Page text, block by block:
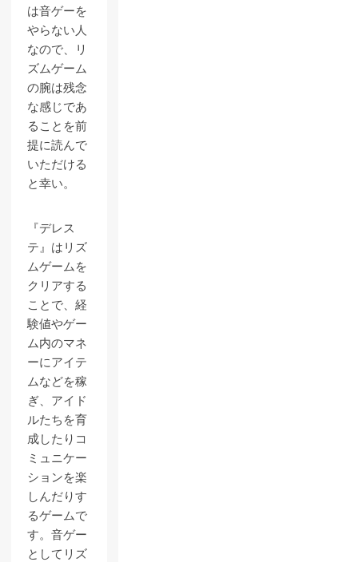
は音ゲーを
やらない人
なので、リ
ズムゲーム
の腕は残念
な感じであ
ることを前
提に読んで
いただける
と幸い。
『デレス
テ』はリズ
ムゲームを
クリアする
ことで、経
験値やゲー
ム内のマネ
ーにアイテ
ムなどを稼
ぎ、アイド
ルたちを育
成したりコ
ミュニケー
ションを楽
しんだりす
るゲームで
す。音ゲー
としてリズ